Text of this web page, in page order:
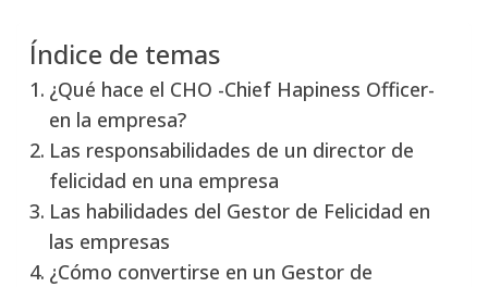
Índice de temas
¿Qué hace el CHO -Chief Hapiness Officer-
en la empresa?
Las responsabilidades de un director de
felicidad en una empresa
Las habilidades del Gestor de Felicidad en
las empresas
¿Cómo convertirse en un Gestor de